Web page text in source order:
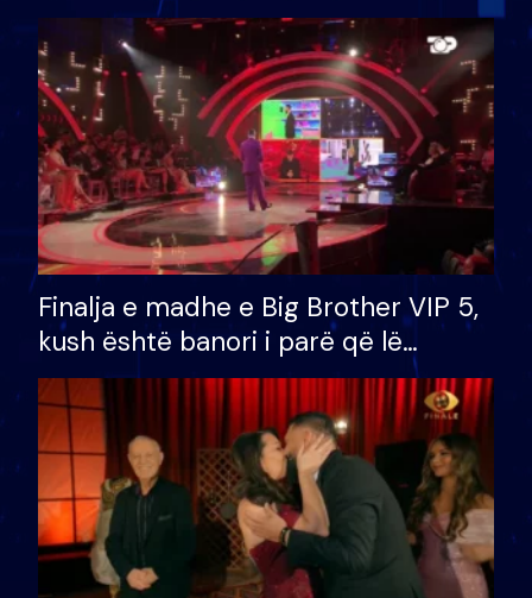
Finalja e madhe e Big Brother VIP 5,
kush është banori i parë që lë
shtëpinë dhe humb mundësinë për
të fituar çmimin e madh